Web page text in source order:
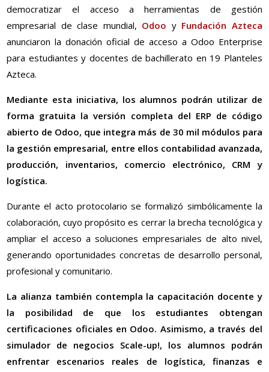
democratizar el acceso a herramientas de gestión
empresarial de clase mundial, Odoo y Fundación Azteca
anunciaron la donación oficial de acceso a Odoo Enterprise
para estudiantes y docentes de bachillerato en 19 Planteles
Azteca.
Mediante esta iniciativa, los alumnos podrán utilizar de
forma gratuita la versión completa del ERP de código
abierto de Odoo, que integra más de 30 mil módulos para
la gestión empresarial, entre ellos contabilidad avanzada,
producción, inventarios, comercio electrónico, CRM y
logística.
Durante el acto protocolario se formalizó simbólicamente la
colaboración, cuyo propósito es cerrar la brecha tecnológica y
ampliar el acceso a soluciones empresariales de alto nivel,
generando oportunidades concretas de desarrollo personal,
profesional y comunitario.
La alianza también contempla la capacitación docente y
la posibilidad de que los estudiantes obtengan
certificaciones oficiales en Odoo. Asimismo, a través del
simulador de negocios Scale-up!, los alumnos podrán
enfrentar escenarios reales de logística, finanzas e